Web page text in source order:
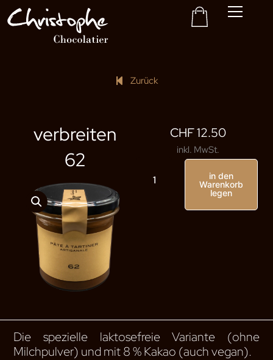
Zum
Inhalt
Korb
Zurück
verbreiten
62
CHF12.50
inkl. MwSt.
Streichholzmenge:
in den
Warenkorb
legen
Die spezielle laktosefreie Variante (ohne
Milchpulver) und mit 8 % Kakao (auch vegan).